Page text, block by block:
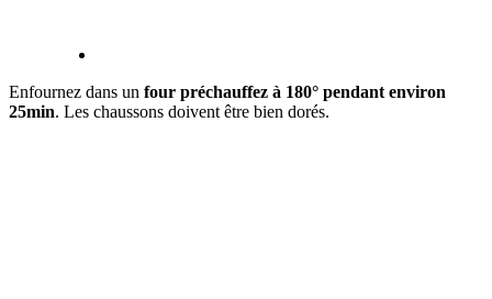
Enfournez dans un four préchauffez à 180° pendant environ
25min. Les chaussons doivent être bien dorés.